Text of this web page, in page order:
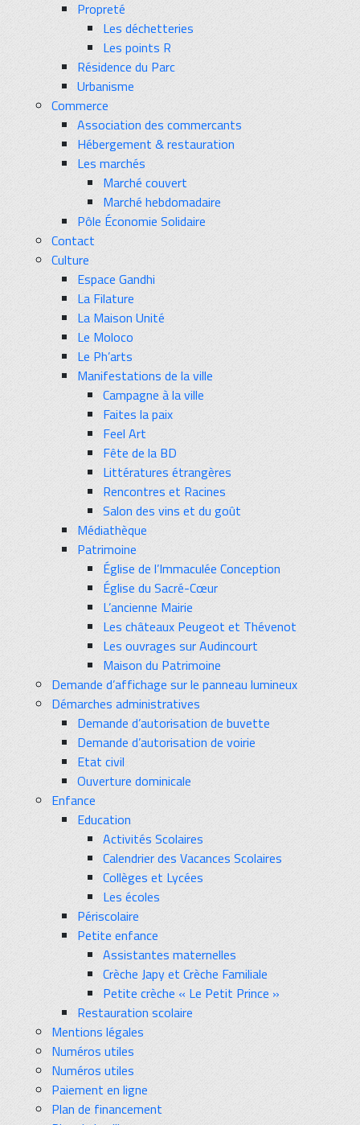
Propreté
Les déchetteries
Les points R
Résidence du Parc
Urbanisme
Commerce
Association des commercants
Hébergement & restauration
Les marchés
Marché couvert
Marché hebdomadaire
Pôle Économie Solidaire
Contact
Culture
Espace Gandhi
La Filature
La Maison Unité
Le Moloco
Le Ph’arts
Manifestations de la ville
Campagne à la ville
Faites la paix
Feel Art
Fête de la BD
Littératures étrangères
Rencontres et Racines
Salon des vins et du goût
Médiathèque
Patrimoine
Église de l’Immaculée Conception
Église du Sacré-Cœur
L’ancienne Mairie
Les châteaux Peugeot et Thévenot
Les ouvrages sur Audincourt
Maison du Patrimoine
Demande d’affichage sur le panneau lumineux
Démarches administratives
Demande d’autorisation de buvette
Demande d’autorisation de voirie
Etat civil
Ouverture dominicale
Enfance
Education
Activités Scolaires
Calendrier des Vacances Scolaires
Collèges et Lycées
Les écoles
Périscolaire
Petite enfance
Assistantes maternelles
Crèche Japy et Crèche Familiale
Petite crèche « Le Petit Prince »
Restauration scolaire
Mentions légales
Numéros utiles
Numéros utiles
Paiement en ligne
Plan de financement